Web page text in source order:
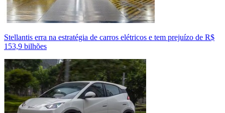
Stellantis erra na estratégia de carros elétricos e tem prejuízo de R$
153,9 bilhões